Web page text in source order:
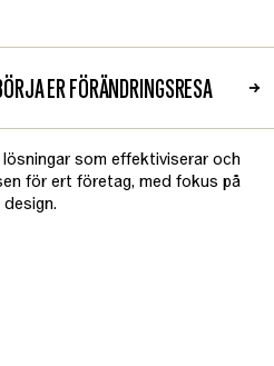
ER FÖRÄNDRINGSRESA →
som effektiviserar och
för ert företag, med fokus på